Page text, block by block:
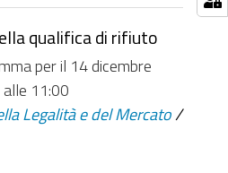
qualifica di rifiuto
per il 14 dicembre
11:00
Legalità e del Mercato /